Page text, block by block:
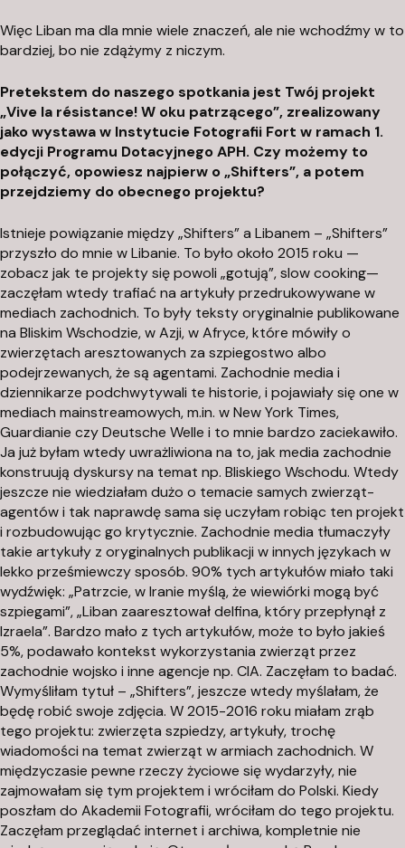
Więc Liban ma dla mnie wiele znaczeń, ale nie wchodźmy w to
bardziej, bo nie zdążymy z niczym.
Pretekstem do naszego spotkania jest Twój projekt
„Vive la résistance! W oku patrzącego”, zrealizowany
jako wystawa w Instytucie Fotografii Fort w ramach 1.
edycji Programu Dotacyjnego APH. Czy możemy to
połączyć, opowiesz najpierw o „Shifters”, a potem
przejdziemy do obecnego projektu?
Istnieje powiązanie między „Shifters” a Libanem – „Shifters”
przyszło do mnie w Libanie. To było około 2015 roku —
zobacz jak te projekty się powoli „gotują”,slow cooking—
zaczęłam wtedy trafiać na artykuły przedrukowywane w
mediach zachodnich. To były teksty oryginalnie publikowane
na Bliskim Wschodzie, w Azji, w Afryce, które mówiły o
zwierzętach aresztowanych za szpiegostwo albo
podejrzewanych, że są agentami. Zachodnie media i
dziennikarze podchwytywali te historie, i pojawiały się one w
mediach mainstreamowych, m.in. w New York Times,
Guardianie czy Deutsche Welle i to mnie bardzo zaciekawiło.
Ja już byłam wtedy uwrażliwiona na to, jak media zachodnie
konstruują dyskursy na temat np. Bliskiego Wschodu. Wtedy
jeszcze nie wiedziałam dużo o temacie samych zwierząt-
agentów i tak naprawdę sama się uczyłam robiąc ten projekt
i rozbudowując go krytycznie. Zachodnie media tłumaczyły
takie artykuły z oryginalnych publikacji w innych językach w
lekko prześmiewczy sposób. 90% tych artykułów miało taki
wydźwięk: „Patrzcie, w Iranie myślą, że wiewiórki mogą być
szpiegami”, „Liban zaaresztował delfina, który przepłynął z
Izraela”. Bardzo mało z tych artykułów, może to było jakieś
5%, podawało kontekst wykorzystania zwierząt przez
zachodnie wojsko i inne agencje np. CIA. Zaczęłam to badać.
Wymyśliłam tytuł – „Shifters”, jeszcze wtedy myślałam, że
będę robić swoje zdjęcia. W 2015-2016 roku miałam zrąb
tego projektu: zwierzęta szpiedzy, artykuły, trochę
wiadomości na temat zwierząt w armiach zachodnich. W
międzyczasie pewne rzeczy życiowe się wydarzyły, nie
zajmowałam się tym projektem i wróciłam do Polski. Kiedy
poszłam do Akademii Fotografii, wróciłam do tego projektu.
Zaczęłam przeglądać internet i archiwa, kompletnie nie